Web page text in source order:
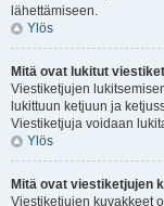
lähettämiseen.
Ylös
Mitä ovat lukitut
Viestiketjujen
lukittuun ketjuun ja
Viestiketjuja voidaan
Ylös
Mitä ovat viestiketjujen
Viestiketjujen kuvakkeet